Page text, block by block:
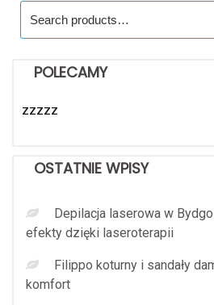
for:
POLECAMY
zzzzz
OSTATNIE WPISY
Depilacja laserowa w
efekty dzięki laseroterapii
Filippo koturny i sandały
komfort